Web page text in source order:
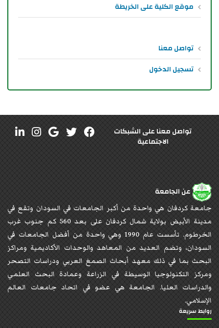
موقع الكلية على الخريطة
تواصل معنا
تسجيل الدخول
تواصل معنا على الشبكات
الاجتماعية
عن الجامعة
جامعة كردفان هي واحدة من أكبر الجامعات في السودان وتقع في
مدينة الأبيض بولاية شمال كردفان على بعد 560 كم جنوب غرب
الخرطوم. تأسست عام 1990 وهي واحدة من أفضل الجامعات في
السودان، وتضم العديد من المعاهد والوحدات الأكاديمية ومراكز
البحث بما في ذلك معهد أبحاث الصمغ العربي ودراسات التصحر
ومركز التكنولوجيا الوسيطة في الزراعة وعمادة البحث العلمي
والدراسات العليا. الجامعة هي عضو في اتحاد جامعات العالم
الإسلامي.
روابط سريعة